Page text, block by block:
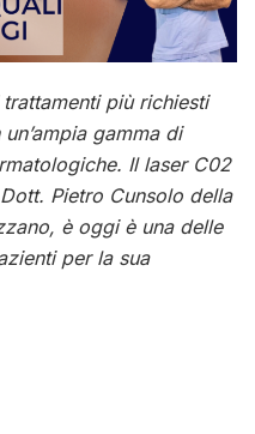
più richiesti
gamma di
Il laser C02
Pietro Cunsolo della
è oggi è una delle
per la sua